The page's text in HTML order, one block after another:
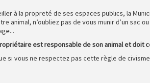
à la propreté de ses espaces publics, la
animal, n’oubliez pas de vous munir d’un sac
est responsable de son animal et
si vous ne respectez pas cette règle de